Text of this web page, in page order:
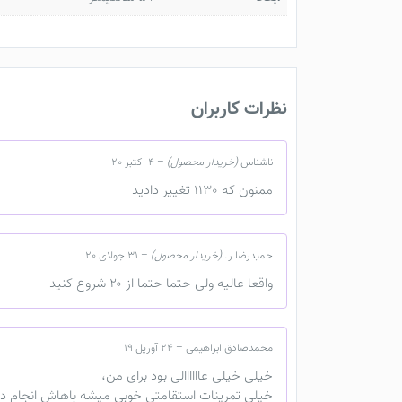
نظرات کاربران
ناشناس(خریدار محصول) – 4 اکتبر 20
ممنون که 1130 تغییر دادید
حمیدرضا ر.(خریدار محصول) – 31 جولای 20
واقعا عالیه ولی حتما حتما از ۲۰ شروع کنید
محمدصادق ابراهیمی – 24 آوریل 19
خیلی خیلی عاااااالی بود برای من،
خیلی تمرینات استقامتی خوبی میشه باهاش انجام